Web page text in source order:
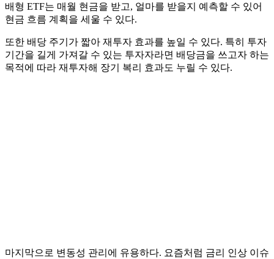
배형 ETF는 매월 현금을 받고, 얼마를 받을지 예측할 수 있어
현금 흐름 계획을 세울 수 있다.
또한 배당 주기가 짧아 재투자 효과를 높일 수 있다. 특히 투자
기간을 길게 가져갈 수 있는 투자자라면 배당금을 쓰고자 하는
목적에 따라 재투자해 장기 복리 효과도 누릴 수 있다.
마지막으로 변동성 관리에 유용하다. 요즘처럼 금리 인상 이슈